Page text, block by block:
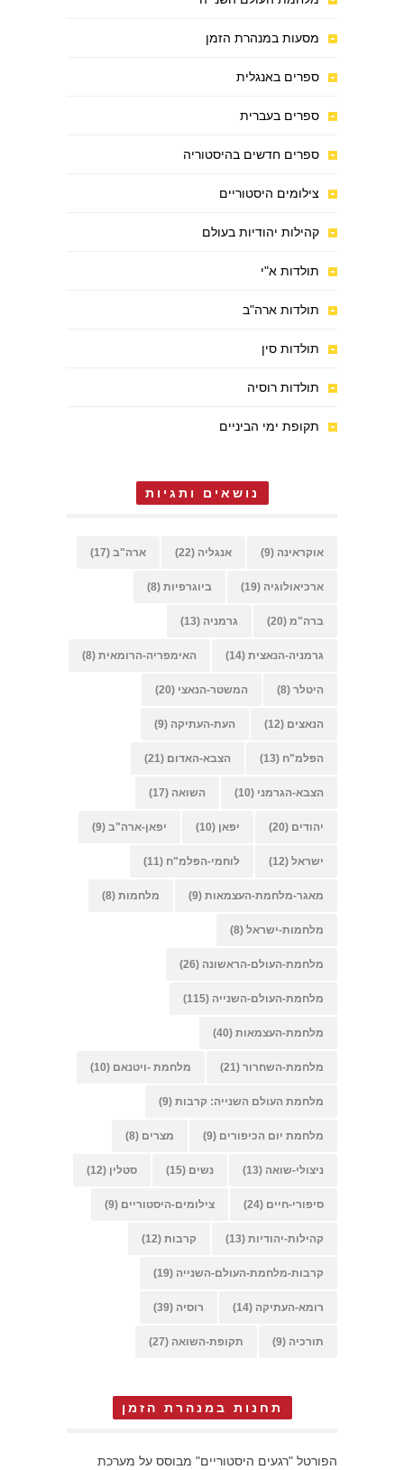
מסעות במנהרת הזמן
ספרים באנגלית
ספרים בעברית
ספרים חדשים בהיסטוריה
צילומים היסטוריים
קהילות יהודיות בעולם
תולדות א"י
תולדות ארה"ב
תולדות סין
תולדות רוסיה
תקופת ימי הביניים
נושאים ותגיות
אוקראינה (9) אנגליה (22) ארה"ב (17)
ארכיאולוגיה (19) ביוגרפיות (8)
ברה"מ (20) גרמניה (13)
גרמניה-הנאצית (14) האימפריה-הרומאית (8)
היטלר (8) המשטר-הנאצי (20)
הנאצים (12) העת-העתיקה (9)
הפלמ"ח (13) הצבא-האדום (21)
הצבא-הגרמני (10) השואה (17)
יהודים (20) יפאן (10) יפאן-ארה"ב (9)
ישראל (12) לוחמי-הפלמ"ח (11)
מאגר-מלחמת-העצמאות (9) מלחמות (8)
מלחמות-ישראל (8)
מלחמת-העולם-הראשונה (26)
מלחמת-העולם-השנייה (115)
מלחמת-העצמאות (40)
מלחמת-השחרור (21) מלחמת -ויטנאם (10)
מלחמת העולם השנייה: קרבות (9)
מלחמת יום הכיפורים (9) מצרים (8)
ניצולי-שואה (13) נשים (15) סטלין (12)
סיפורי-חיים (24) צילומים-היסטוריים (9)
קהילות-יהודיות (13) קרבות (12)
קרבות-מלחמת-העולם-השנייה (19)
רומא-העתיקה (14) רוסיה (39)
תורכיה (9) תקופת-השואה (27)
תחנות במנהרת הזמן
הפורטל "רגעים היסטוריים" מבוסס על מערכת